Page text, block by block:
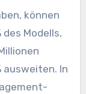
können
des Modells,
ausweiten. In